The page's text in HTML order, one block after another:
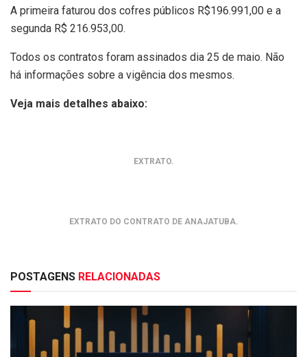
A primeira faturou dos cofres públicos R$196.991,00 e a
segunda R$ 216.953,00.
Todos os contratos foram assinados dia 25 de maio. Não
há informações sobre a vigência dos mesmos.
Veja mais detalhes abaixo:
EXTRATO.
EXTRATO DO CONTRATO DE ANAJATUBA.
POSTAGENS RELACIONADAS